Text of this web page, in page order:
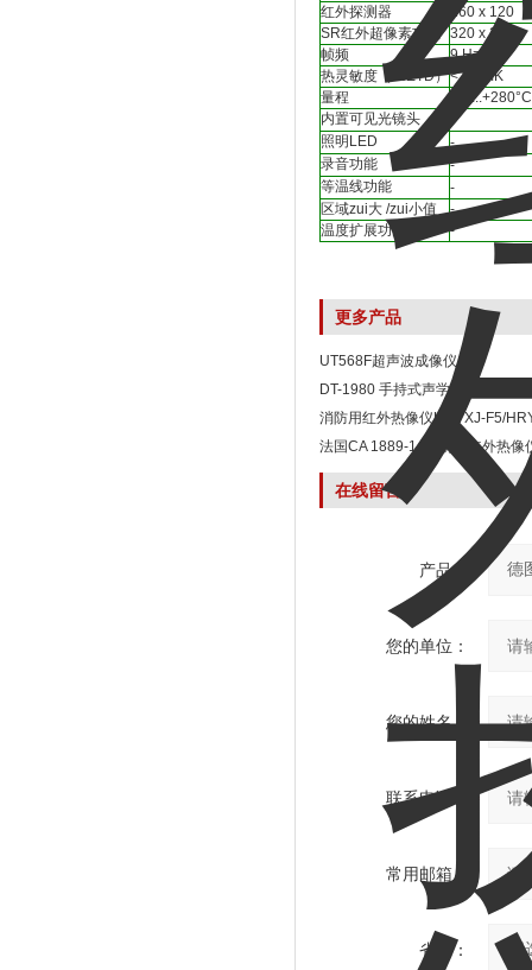
红外探测器
160 x 120
SR红外超像素功能
320 x 240
帧频
9 Hz
热灵敏度（ NETD）< 80 mK
量程
-20...+280°C
内置可见光镜头
-
照明LED
-
录音功能
-
等温线功能
-
区域zui大 /zui小值
-
温度扩展功能
-
更多产品
UT568F超声波成像仪
DT-1980 手持式声学成像仪
消防用红外热像仪HRYXJ-F5/
法国CA 1889-1+便携式红外热像
在线留言
产品：
您的单位：
您的姓名：
联系电话：
常用邮箱：
省份：